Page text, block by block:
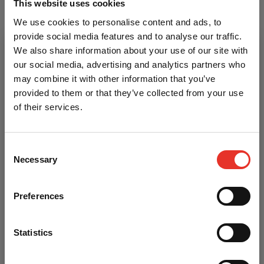
This website uses cookies
We use cookies to personalise content and ads, to
provide social media features and to analyse our traffic.
We also share information about your use of our site with
our social media, advertising and analytics partners who
may combine it with other information that you’ve
provided to them or that they’ve collected from your use
of their services.
Selection
Necessary
Preferences
Statistics
gestructureerde en tijdgebonden workout. Of je nu traint
in een sportschool of je eigen thuisgym, deze timer helpt
je om je doelen te bereiken en je prestaties te verbeteren.
Specificaties
Instelbare trainingstijd: 2 of 3 minuten
Aantal rondes instelbaar
Hard en duidelijk geluid wat zelfs in een drukke zaal
hoorbaar is
Gebruik onderstaande code bij het afrekenen voor 5%